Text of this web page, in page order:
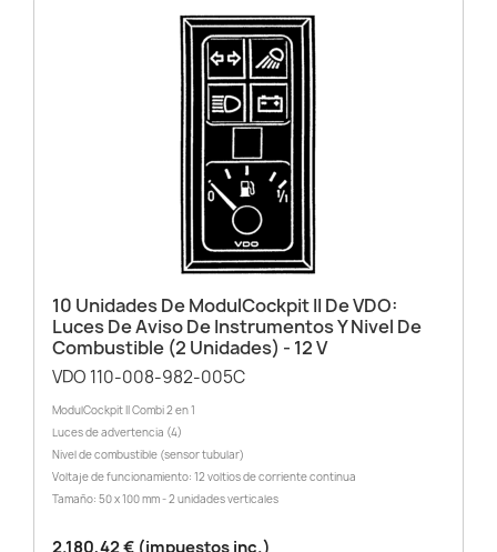
10 Unidades De ModulCockpit II De VDO:
Luces De Aviso De Instrumentos Y Nivel De
Combustible (2 Unidades) - 12 V
VDO 110-008-982-005C
ModulCockpit II Combi 2 en 1
Luces de advertencia (4)
Nivel de combustible (sensor tubular)
Voltaje de funcionamiento: 12 voltios de corriente continua
Tamaño: 50 x 100 mm - 2 unidades verticales